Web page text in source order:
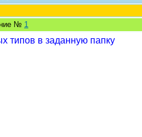
№ 1
типов в заданную папку